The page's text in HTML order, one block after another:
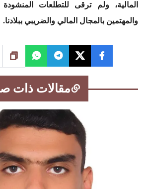
المالية، ولم ترقى للتطلعات
والمهتمين بالمجال المالي والضريبي ببلادنا.
مقالات ذات